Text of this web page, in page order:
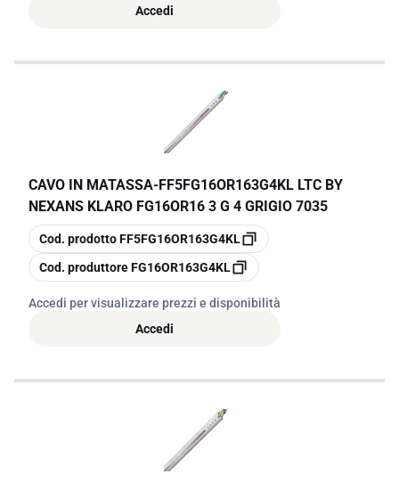
Accedi
CAVO IN MATASSA-FF5FG16OR163G4KL LTC BY
NEXANS KLARO FG16OR16 3 G 4 GRIGIO 7035
copia
Cod. prodottoFF5FG16OR163G4KL
copia
Cod. produttoreFG16OR163G4KL
Accedi per visualizzare prezzi e disponibilità
Accedi